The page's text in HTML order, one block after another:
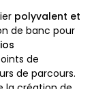
polyvalent et
de banc pour
de
de parcours.